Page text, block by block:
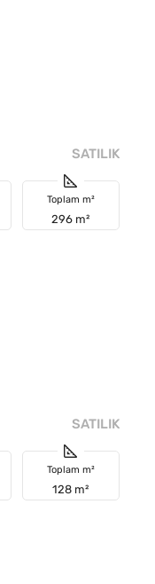
SATILIK
Toplam m²
296 m²
SATILIK
Toplam m²
128 m²